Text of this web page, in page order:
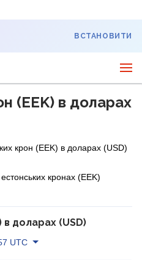
ВСТАНОВИТИ
(EEK) в доларах
крон (EEK) в доларах (USD)
кронах (EEK)
в доларах (USD)
UTC